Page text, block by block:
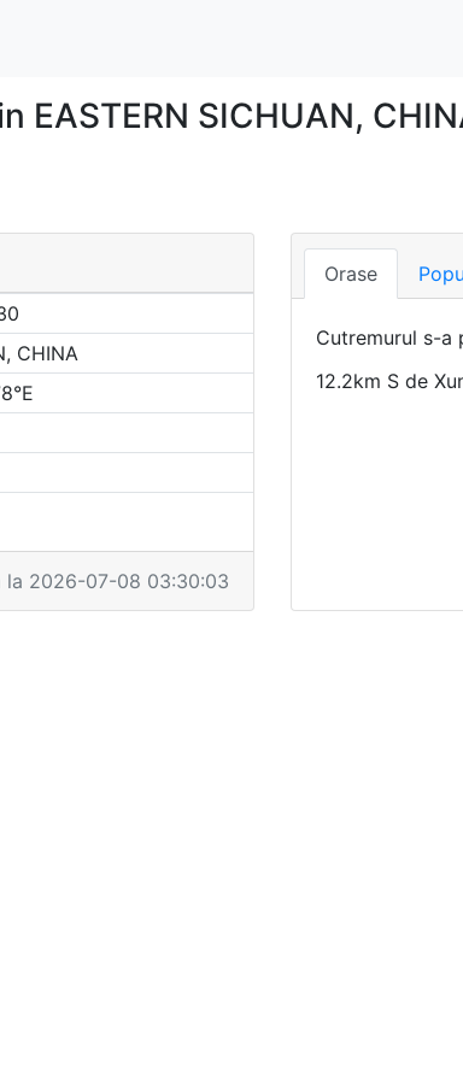
SICHUAN,
CHINA
la 2026-07-08 03:30:03
Orase
Cutremurul s-a
12.2km S de